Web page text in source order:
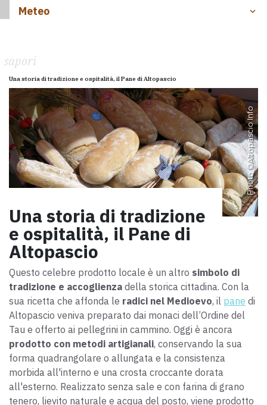
Meteo
sapori
Una storia di tradizione e ospitalità, il Pane di Altopascio
Photo ©
Altopascio Info
Una storia di tradizione
e ospitalità, il Pane di
Altopascio
Questo celebre prodotto locale è un altro simbolo di
tradizione e accoglienza della storica cittadina. Con la
sua ricetta che affonda le radici nel Medioevo, il pane di
Altopascio veniva preparato dai monaci dell’Ordine del
Tau e offerto ai pellegrini in cammino. Oggi è ancora
prodotto con metodi artigianali, conservando la sua
forma quadrangolare o allungata e la consistenza
morbida all'interno e una crosta croccante dorata
all'esterno. Realizzato senza sale e con farina di grano
tenero, lievito naturale e acqua del posto, viene prodotto